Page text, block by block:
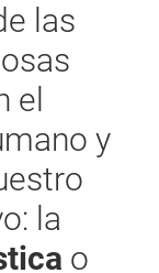
las
el
y
la
o